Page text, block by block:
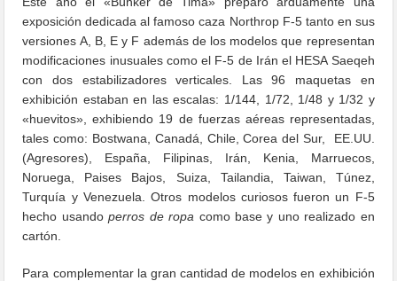
exposición dedicada al famoso caza Northrop F-5 tanto en sus
versiones A, B, E y F además de los modelos que representan
modificaciones inusuales como el F-5 de Irán el HESA Saeqeh
con dos estabilizadores verticales. Las 96 maquetas en
exhibición estaban en las escalas: 1/144, 1/72, 1/48 y 1/32 y
«huevitos», exhibiendo 19 de fuerzas aéreas representadas,
tales como: Bostwana, Canadá, Chile, Corea del Sur, EE.UU.
(Agresores), España, Filipinas, Irán, Kenia, Marruecos,
Noruega, Paises Bajos, Suiza, Tailandia, Taiwan, Túnez,
Turquía y Venezuela. Otros modelos curiosos fueron un F-5
hecho usandoperros de ropa como base y uno realizado en
cartón.
Para complementar la gran cantidad de modelos en exhibición